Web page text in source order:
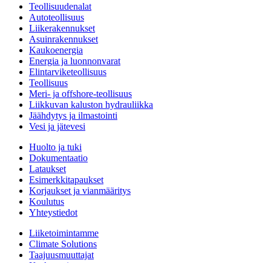
Teollisuudenalat
Autoteollisuus
Liikerakennukset
Asuinrakennukset
Kaukoenergia
Energia ja luonnonvarat
Elintarviketeollisuus
Teollisuus
Meri- ja offshore-teollisuus
Liikkuvan kaluston hydrauliikka
Jäähdytys ja ilmastointi
Vesi ja jätevesi
Huolto ja tuki
Dokumentaatio
Lataukset
Esimerkkitapaukset
Korjaukset ja vianmääritys
Koulutus
Yhteystiedot
Liiketoimintamme
Climate Solutions
Taajuusmuuttajat